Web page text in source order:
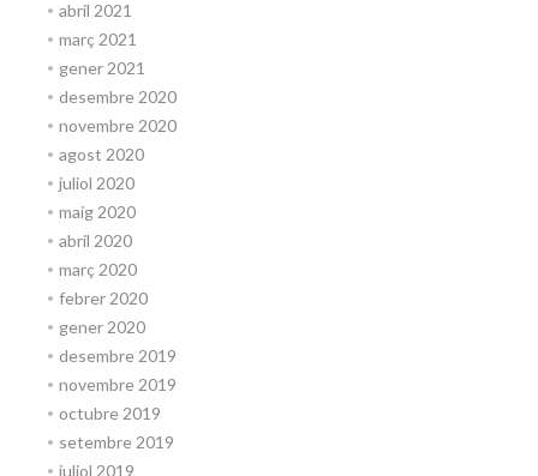
abril 2021
març 2021
gener 2021
desembre 2020
novembre 2020
agost 2020
juliol 2020
maig 2020
abril 2020
març 2020
febrer 2020
gener 2020
desembre 2019
novembre 2019
octubre 2019
setembre 2019
juliol 2019